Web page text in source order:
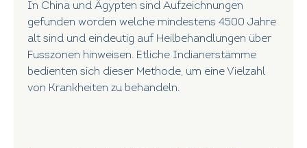
In China und Ägypten sind Aufzeichnungen
gefunden worden welche mindestens 4500 Jahre
alt sind und eindeutig auf Heilbehandlungen über
Fusszonen hinweisen. Etliche Indianerstämme
bedienten sich dieser Methode, um eine Vielzahl
von Krankheiten zu behandeln.